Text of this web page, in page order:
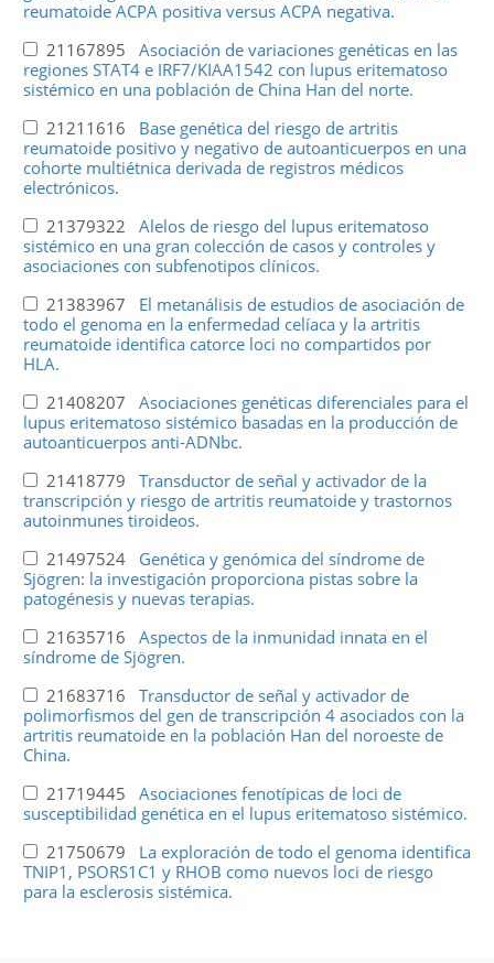
reumatoide ACPA positiva versus ACPA negativa.
21167895 Asociación de variaciones genéticas en las
regiones STAT4 e IRF7/KIAA1542 con lupus eritematoso
sistémico en una población de China Han del norte.
21211616 Base genética del riesgo de artritis
reumatoide positivo y negativo de autoanticuerpos en una
cohorte multiétnica derivada de registros médicos
electrónicos.
21379322 Alelos de riesgo del lupus eritematoso
sistémico en una gran colección de casos y controles y
asociaciones con subfenotipos clínicos.
21383967 El metanálisis de estudios de asociación de
todo el genoma en la enfermedad celíaca y la artritis
reumatoide identifica catorce loci no compartidos por
HLA.
21408207 Asociaciones genéticas diferenciales para el
lupus eritematoso sistémico basadas en la producción de
autoanticuerpos anti-ADNbc.
21418779 Transductor de señal y activador de la
transcripción y riesgo de artritis reumatoide y trastornos
autoinmunes tiroideos.
21497524 Genética y genómica del síndrome de
Sjögren: la investigación proporciona pistas sobre la
patogénesis y nuevas terapias.
21635716 Aspectos de la inmunidad innata en el
síndrome de Sjögren.
21683716 Transductor de señal y activador de
polimorfismos del gen de transcripción 4 asociados con la
artritis reumatoide en la población Han del noroeste de
China.
21719445 Asociaciones fenotípicas de loci de
susceptibilidad genética en el lupus eritematoso sistémico.
21750679 La exploración de todo el genoma identifica
TNIP1, PSORS1C1 y RHOB como nuevos loci de riesgo
para la esclerosis sistémica.